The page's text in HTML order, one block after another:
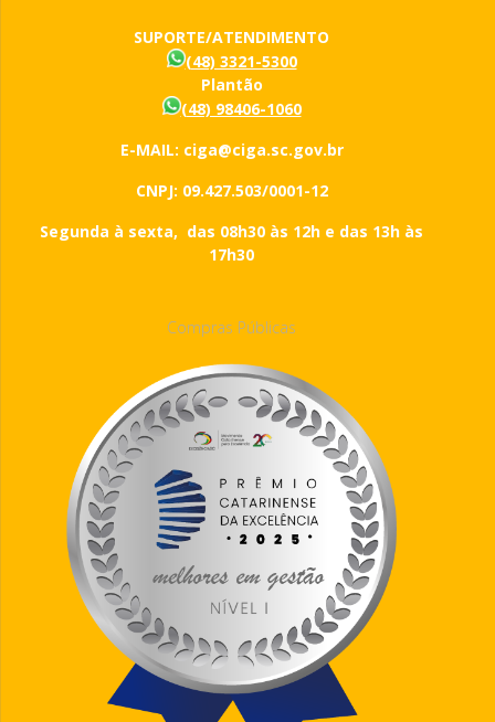
SUPORTE/ATENDIMENTO
(48) 3321-5300
Plantão
(48) 98406-1060
E-MAIL: ciga@ciga.sc.gov.br
CNPJ: 09.427.503/0001-12
Segunda à sexta, das 08h30 às 12h e das 13h às
17h30
Compras Públicas